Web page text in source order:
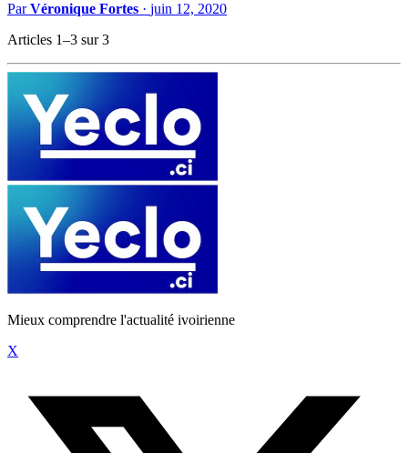
ParVéronique Fortes · juin 12, 2020
Articles 1–3 sur 3
Mieux comprendre l'actualité ivoirienne
X